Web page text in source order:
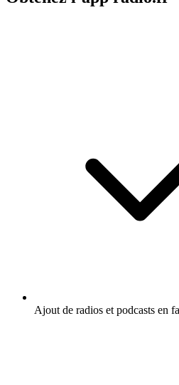
Ajout de radios et podcasts en